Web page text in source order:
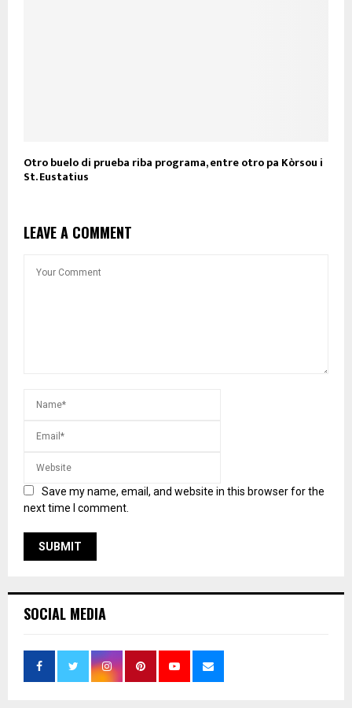
Otro buelo di prueba riba programa, entre otro pa Kòrsou i
St. Eustatius
LEAVE A COMMENT
Save my name, email, and website in this browser for the
next time I comment.
SOCIAL MEDIA